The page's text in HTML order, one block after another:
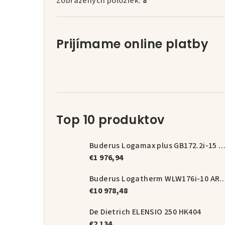
Prijímame online platby
Top 10 produktov
Buderus Logamax plus GB172.2i-15 + magnetický odkalovač
€1 976,94
Buderus Logatherm
€10 978,48
De Dietrich ELENSIO 250 HK404